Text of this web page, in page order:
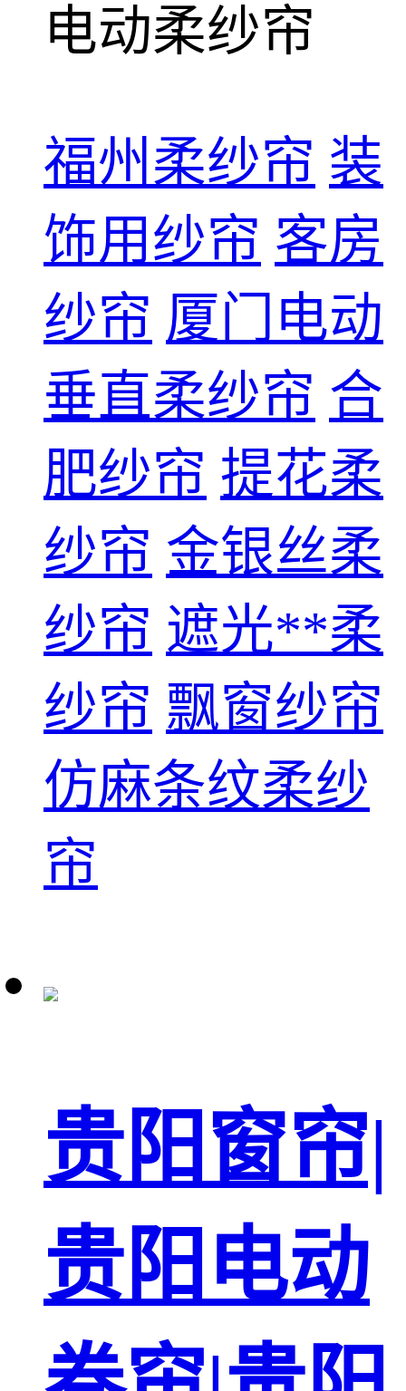
电动柔纱帘
福州柔纱帘 装
饰用纱帘 客房
纱帘 厦门电动
垂直柔纱帘 合
肥纱帘 提花柔
纱帘 金银丝柔
纱帘 遮光**柔
纱帘 飘窗纱帘
仿麻条纹柔纱
帘
贵阳窗帘|
贵阳电动